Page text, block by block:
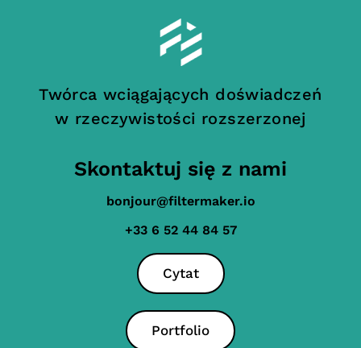
Twórca wciągających doświadczeń
w rzeczywistości rozszerzonej
Skontaktuj się z nami
bonjour@filtermaker.io
+33 6 52 44 84 57
Cytat
Portfolio